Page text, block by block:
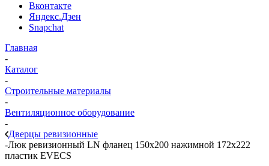
Вконтакте
Яндекс.Дзен
Snapchat
Главная
-
Каталог
-
Строительные материалы
-
Вентиляционное оборудование
-
Дверцы ревизионные
-Люк ревизионный LN фланец 150х200 нажимной 172х222
пластик EVECS